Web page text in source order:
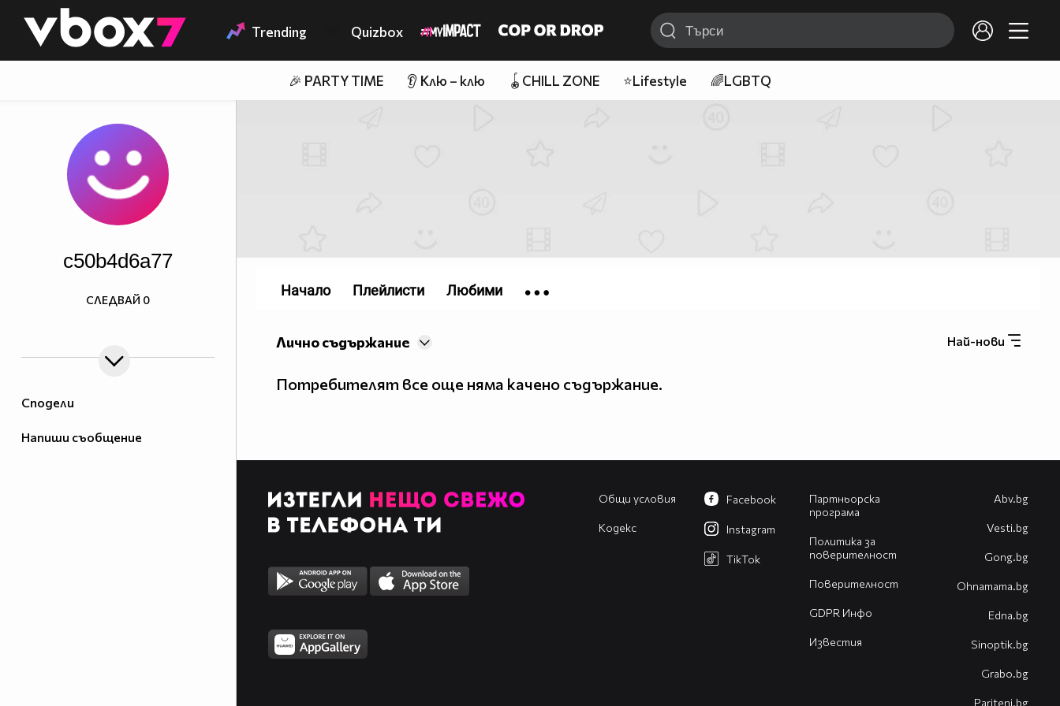
👾 Trending Quizbox
🎉 PARTY TIME 👂 Клю – клю 🪀CHILL ZONE ⭐Lifestyle 🌈LGBTQ
Сподели
Напиши съобщение
c50b4d6a77
СЛЕДВАЙ 0
Най-нови
Лично съдържание
Потребителят все още няма качено съдържание.
Начало Плейлисти Любими
Общи условия
Кодекс
Партньорска
програма
Политика за
поверителност
Поверителност
GDPR Инфо
Известия
Facebook
Instagram
TikTok
Abv.bg
Vesti.bg
Gong.bg
Оhnamama.bg
Edna.bg
Sinoptik.bg
Grabo.bg
Pariteni.bg